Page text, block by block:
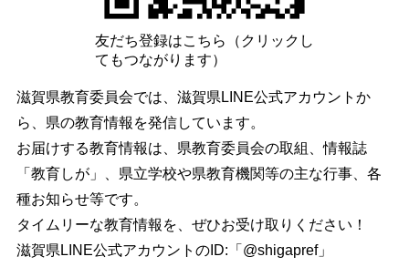
友だち登録はこちら（クリックし
てもつながります）
滋賀県教育委員会では、滋賀県LINE公式アカウントか
ら、県の教育情報を発信しています。
お届けする教育情報は、県教育委員会の取組、情報誌
「教育しが」、県立学校や県教育機関等の主な行事、各
種お知らせ等です。
タイムリーな教育情報を、ぜひお受け取りください！
滋賀県LINE公式アカウントのID:「@shigapref」